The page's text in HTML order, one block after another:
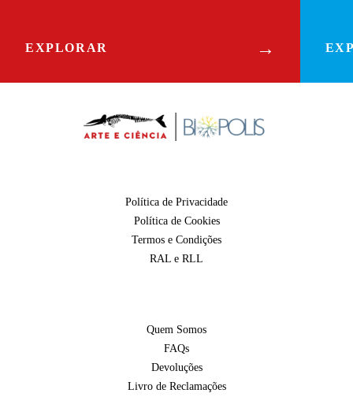
EXPLORAR →
Política de Privacidade
Política de Cookies
Termos e Condições
RAL e RLL
Quem Somos
FAQs
Devoluções
Livro de Reclamações